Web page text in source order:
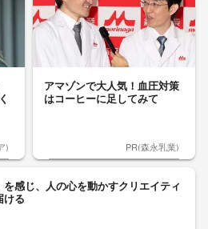
)
アマゾンで大人気！血圧対策
はコーヒーに足してみて
PR(森永乳業)
を感じ、人の心を動かすクリエイティ
ける